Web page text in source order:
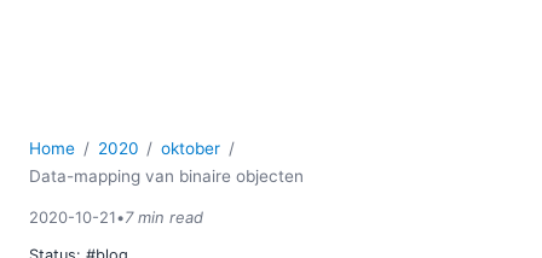
Home 2020
oktober
Data-mapping van binaire objecten
2020-10-21•7 min read